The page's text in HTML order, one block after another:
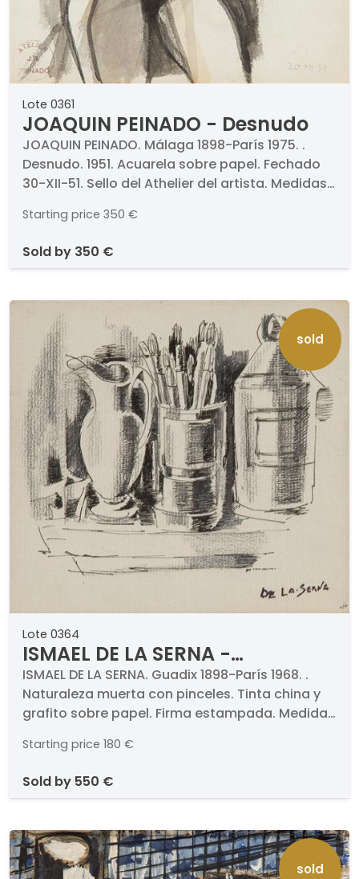
Lote 0361
JOAQUIN PEINADO - Desnudo
JOAQUIN PEINADO. Málaga 1898-París 1975. .
Desnudo. 1951. Acuarela sobre papel. Fechado
30-XII-51. Sello del Athelier del artista. Medidas
Starting price 350 €
sold by 350 €
sold
Lote 0364
ISMAEL DE LA SERNA -
Naturaleza muerta con
pinceles
ISMAEL DE LA SERNA. Guadix 1898-París 1968. .
Naturaleza muerta con pinceles. Tinta china y
grafito sobre papel. Firma estampada. Medidas
Starting price 180 €
sold by 550 €
sold